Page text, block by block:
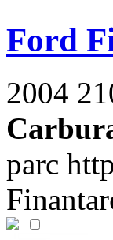
Ford
2004
parc